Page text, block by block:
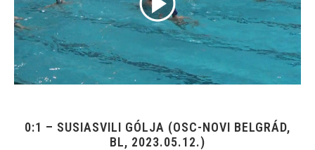
0:1 – SUSIASVILI GÓLJA (OSC-NOVI BELGRÁD,
BL, 2023.05.12.)